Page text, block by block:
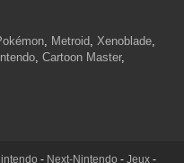
, Metroid, Xenoblade,
, Cartoon Master,
- Next-Nintendo - Jeux-